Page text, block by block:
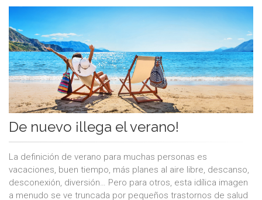
De nuevo ¡llega el verano!
La definición de verano para muchas personas es
vacaciones, buen tiempo, más planes al aire libre, descanso,
desconexión, diversión… Pero para otros, esta idílica imagen
a menudo se ve truncada por pequeños trastornos de salud